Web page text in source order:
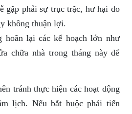
gặp phải sự trục trặc, hư hại do
không thuận lợi.
hoãn lại các kế hoạch lớn như
chữa nhà trong tháng này để
tránh thực hiện các hoạt động
lịch. Nếu bắt buộc phải tiến